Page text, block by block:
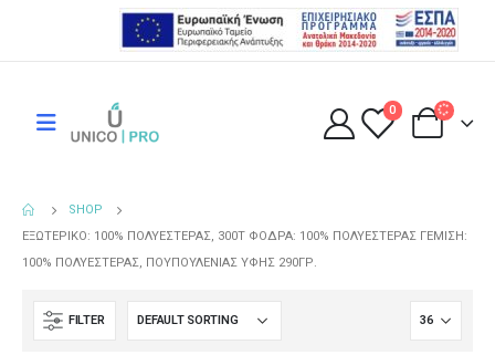
0
SHOP
ΕΞΩΤΕΡΙΚΌ: 100% ΠΟΛΥΕΣΤΈΡΑΣ, 300Τ ΦΌΔΡΑ: 100% ΠΟΛΥΕΣΤΈΡΑΣ ΓΈΜΙΣΗ:
100% ΠΟΛΥΕΣΤΈΡΑΣ, ΠΟΥΠΟΥΛΈΝΙΑΣ ΥΦΉΣ 290ΓΡ.
FILTER